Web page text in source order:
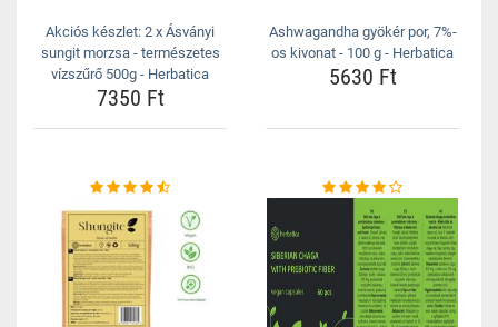
Akciós készlet: 2 x Ásványi
sungit morzsa - természetes
vízszűrő 500g - Herbatica
7350 Ft
Ashwagandha gyökér por, 7%-
os kivonat - 100 g - Herbatica
5630 Ft